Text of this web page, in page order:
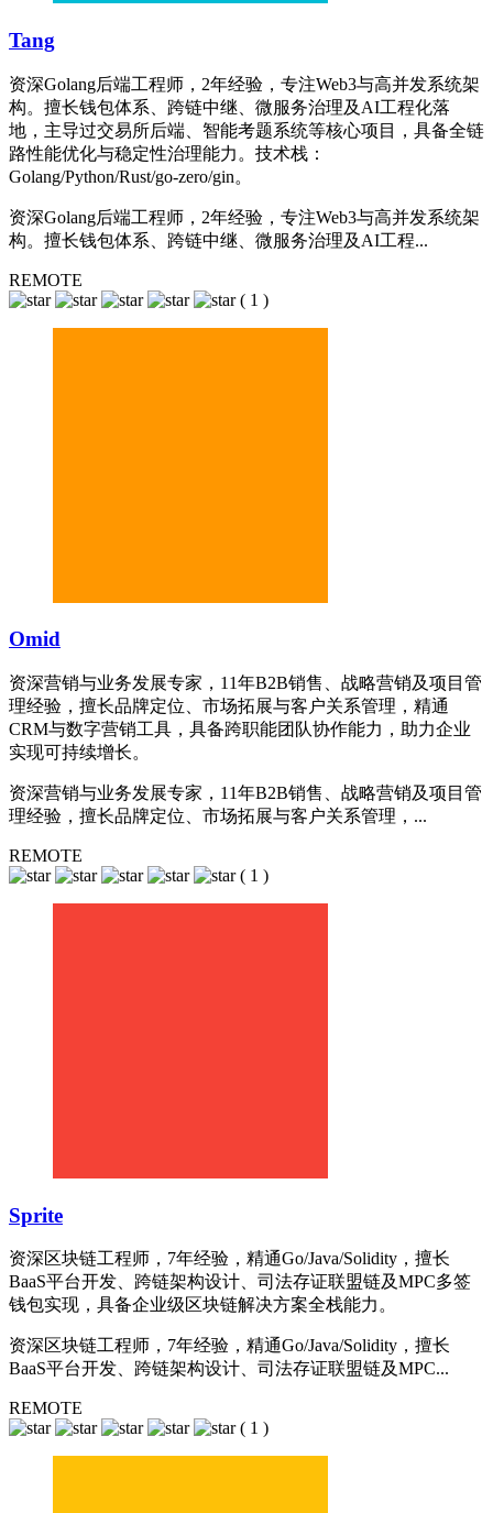
Tang
资深Golang后端工程师，2年经验，专注Web3与高并发系统架
构。擅长钱包体系、跨链中继、微服务治理及AI工程化落
地，主导过交易所后端、智能考题系统等核心项目，具备全链
路性能优化与稳定性治理能力。技术栈：
Golang/Python/Rust/go-zero/gin。
资深Golang后端工程师，2年经验，专注Web3与高并发系统架
构。擅长钱包体系、跨链中继、微服务治理及AI工程...
REMOTE
( 1 )
Omid
资深营销与业务发展专家，11年B2B销售、战略营销及项目管
理经验，擅长品牌定位、市场拓展与客户关系管理，精通
CRM与数字营销工具，具备跨职能团队协作能力，助力企业
实现可持续增长。
资深营销与业务发展专家，11年B2B销售、战略营销及项目管
理经验，擅长品牌定位、市场拓展与客户关系管理，...
REMOTE
( 1 )
Sprite
资深区块链工程师，7年经验，精通Go/Java/Solidity，擅长
BaaS平台开发、跨链架构设计、司法存证联盟链及MPC多签
钱包实现，具备企业级区块链解决方案全栈能力。
资深区块链工程师，7年经验，精通Go/Java/Solidity，擅长
BaaS平台开发、跨链架构设计、司法存证联盟链及MPC...
REMOTE
( 1 )